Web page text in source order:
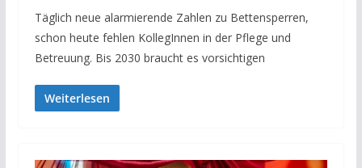
Täglich neue alarmierende Zahlen zu Bettensperren,
schon heute fehlen KollegInnen in der Pflege und
Betreuung. Bis 2030 braucht es vorsichtigen
Weiterlesen